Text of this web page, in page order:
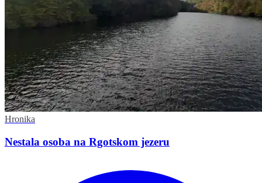
Hronika
Nestala osoba na Rgotskom jezeru